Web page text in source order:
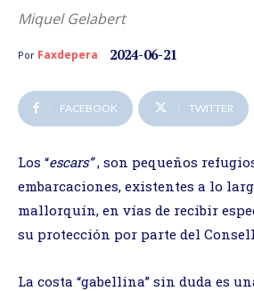
Miquel Gelabert
Por Faxdepera 2024-06-21
FACEBOOK TWITTER
Los “escars”, son pequeños
embarcaciones, existentes a lo
mallorquín, en vías de recibir
su protección por parte del
La costa “gabellina” sin duda es